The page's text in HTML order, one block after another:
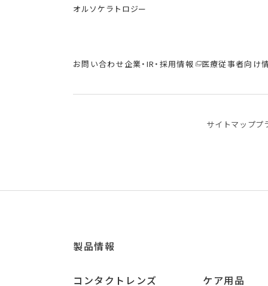
オルソケラトロジー
お問い合わせ企業・IR・採用情報 医療従事者向け
サイトマッププ
製品情報
コンタクトレンズ ケア用品